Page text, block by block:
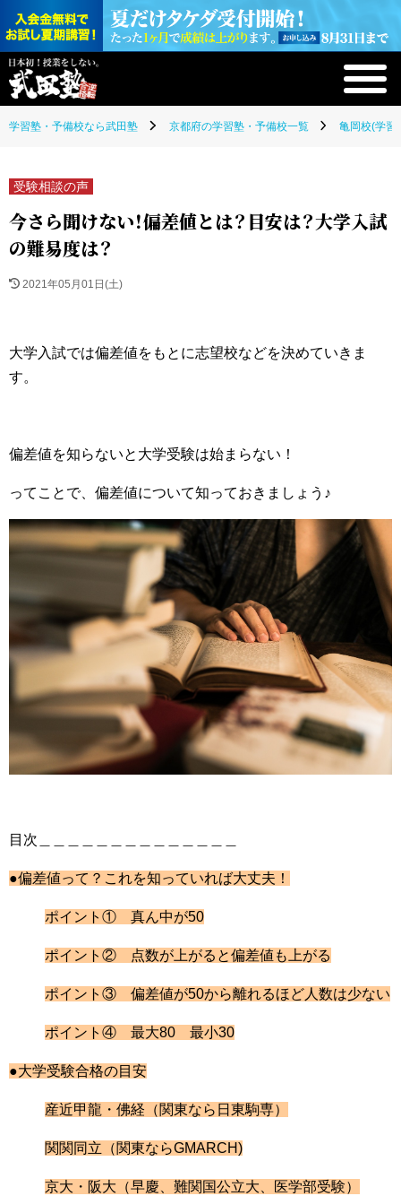
学習塾・予備校なら武田塾 京都府の学習塾・予備校一覧 亀岡校(学習
受験相談の声
今さら聞けない！偏差値とは？目安は？大学入試
の難易度は？
2021年05月01日(土)
大学入試では偏差値をもとに志望校などを決めていきま
す。
偏差値を知らないと大学受験は始まらない！
ってことで、偏差値について知っておきましょう♪
目次＿＿＿＿＿＿＿＿＿＿＿＿＿＿
●偏差値って？ これを知っていれば大丈夫！
ポイント① 真ん中が50
ポイント② 点数が上がると偏差値も上がる
ポイント③ 偏差値が50から離れるほど人数は少ない
ポイント④ 最大80 最小30
●大学受験合格の目安
産近甲龍・佛経（関東なら日東駒専）
関関同立（関東ならGMARCH)
京大・阪大（早慶、難関国公立大、医学部受験）